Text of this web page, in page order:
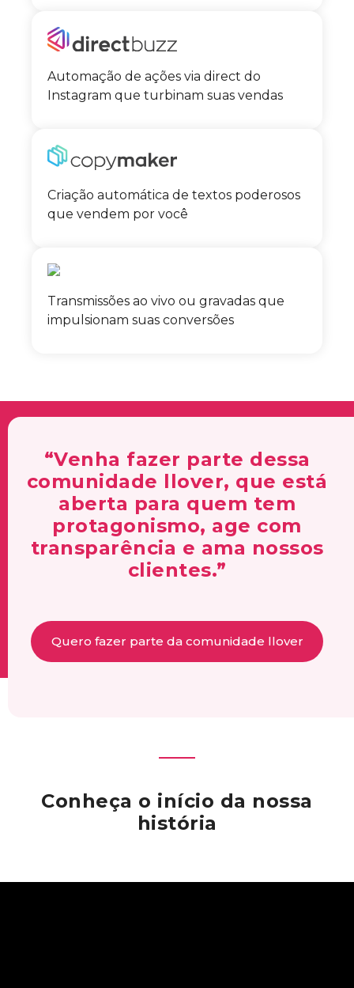
Automação de ações via direct do
Instagram que turbinam suas vendas
Criação automática de textos poderosos
que vendem por você
Transmissões ao vivo ou gravadas que
impulsionam suas conversões
“Venha fazer parte dessa
comunidade llover, que está
aberta para quem tem
protagonismo, age com
transparência e ama nossos
clientes.”
Quero fazer parte da comunidade llover
Conheça o início da nossa
história